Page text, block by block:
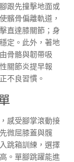
跟先撞擊地面或
髕骨偏離軌道，
直達膝關節；身
定。此外，著地
骨骼與韌帶吸
關節炎提早報
不良習慣。
感受腳掌滾動接
微屈膝蓋與髖
跳箱訓練，選擇
。單腳跳躍能進